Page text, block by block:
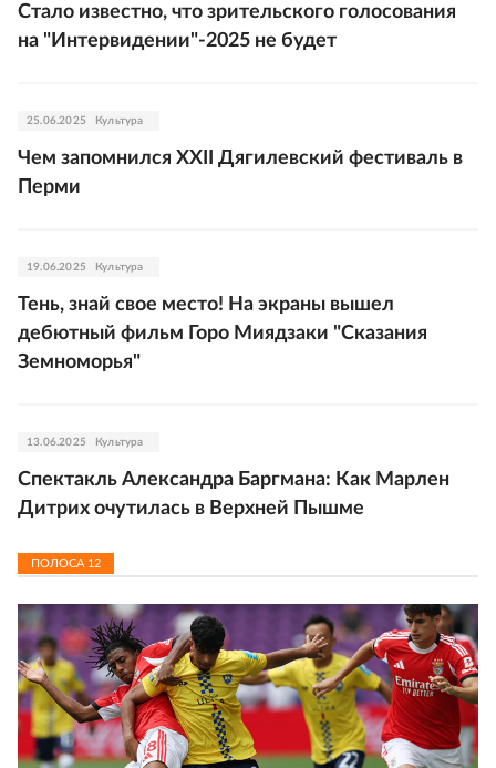
Стало известно, что зрительского голосования
на "Интервидении"-2025 не будет
25.06.2025 Культура
Чем запомнился XXII Дягилевский фестиваль в
Перми
19.06.2025 Культура
Тень, знай свое место! На экраны вышел
дебютный фильм Горо Миядзаки "Сказания
Земноморья"
13.06.2025 Культура
Спектакль Александра Баргмана: Как Марлен
Дитрих очутилась в Верхней Пышме
ПОЛОСА 12